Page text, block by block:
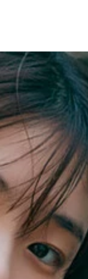
読みカットより